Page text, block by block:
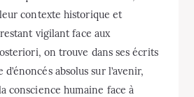
contexte historique et
vigilant face aux
on trouve dans ses écrits
absolus sur l’avenir,
conscience humaine face à